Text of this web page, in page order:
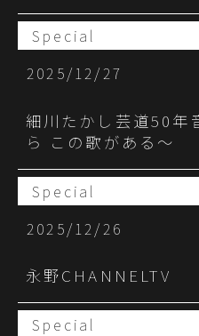
Special
2025/12/27
細川たかし芸道50年
ら この歌がある～
Special
2025/12/26
永野CHANNELTV
Special